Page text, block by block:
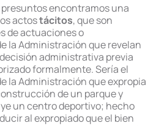
encontramos una
actostácitos, que son
de actuaciones o
la Administración que revelan
administrativa previa
formalmente. Sería el
la Administración que expropia
de un parque y
un centro deportivo; hecho
al expropiado que el bien